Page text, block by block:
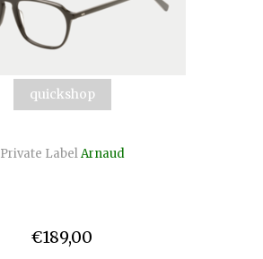
quickshop
Private Label Arnaud
€189,00